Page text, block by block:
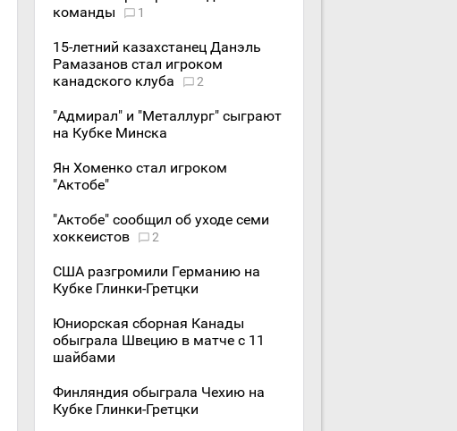
команды
1
15-летний казахстанец Данэль
Рамазанов стал игроком
канадского клуба
2
"Адмирал" и "Металлург" сыграют
на Кубке Минска
Ян Хоменко стал игроком
"Актобе"
"Актобе" сообщил об уходе семи
хоккеистов
2
США разгромили Германию на
Кубке Глинки-Гретцки
Юниорская сборная Канады
обыграла Швецию в матче с 11
шайбами
Финляндия обыграла Чехию на
Кубке Глинки-Гретцки